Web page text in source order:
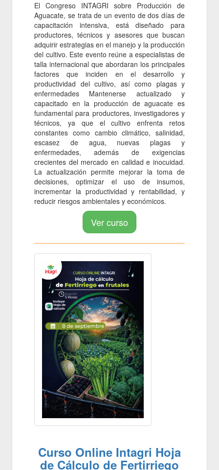
El Congreso INTAGRI sobre Producción de
Aguacate, se trata de un evento de dos días de
capacitación intensiva, está diseñado para
productores, técnicos y asesores que buscan
adquirir estrategias en el manejo y la producción
del cultivo. Este evento reúne a especialistas de
talla internacional que abordaran los principales
factores que inciden en el desarrollo y
productividad del cultivo, así como plagas y
enfermedades Mantenerse actualizado y
capacitado en la producción de aguacate es
fundamental para productores, investigadores y
técnicos, ya que el cultivo enfrenta retos
constantes como cambio climático, salinidad,
escasez de agua, nuevas plagas y
enfermedades, además de exigencias
crecientes del mercado en calidad e inocuidad.
La actualización permite mejorar la toma de
decisiones, optimizar el uso de insumos,
incrementar la productividad y rentabilidad, y
reducir riesgos ambientales y económicos.
Ver curso
Curso Online Intagri Hoja
de Cálculo de Fertirriego